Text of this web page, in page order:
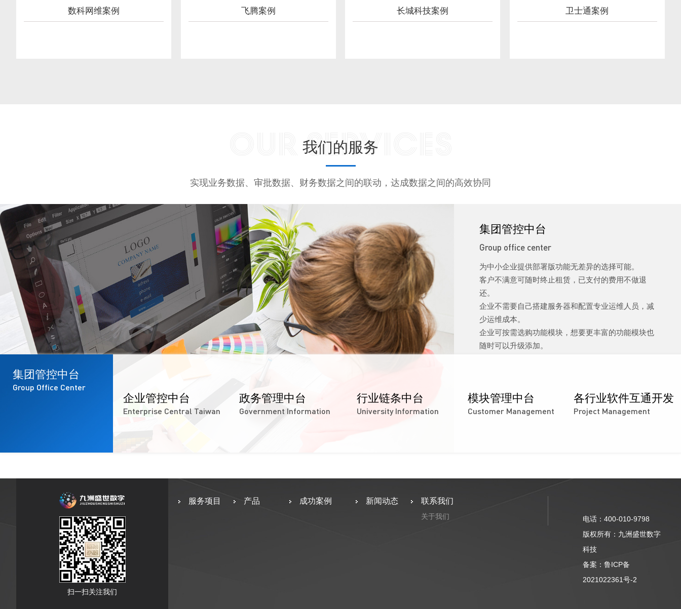
数科网维案例 飞腾案例 长城科技案例 卫士通案例
OUR SERVICES
我们的服务
实现业务数据、审批数据、财务数据之间的联动，达成数据之间的高效协同
集团管控中台
Group office center
为中小企业提供部署版功能无差异的选择可能。
客户不满意可随时终止租赁，已支付的费用不做退
还。
企业不需要自己搭建服务器和配置专业运维人员，减
少运维成本。
企业可按需选购功能模块，想要更丰富的功能模块也
随时可以升级添加。
集团管控中台
Group Office Center
企业管控中台
Enterprise Central Taiwan
政务管理中台
Government Information
行业链条中台
University Information
模块管理中台
Customer Management
各行业软件互通开发
Project Management
扫一扫关注我们
服务项目 产品 成功案例 新闻动态 联系我们
关于我们
电话：400-010-9798
版权所有： 九洲盛世数字
科技
备案： 鲁ICP备
2021022361号-2